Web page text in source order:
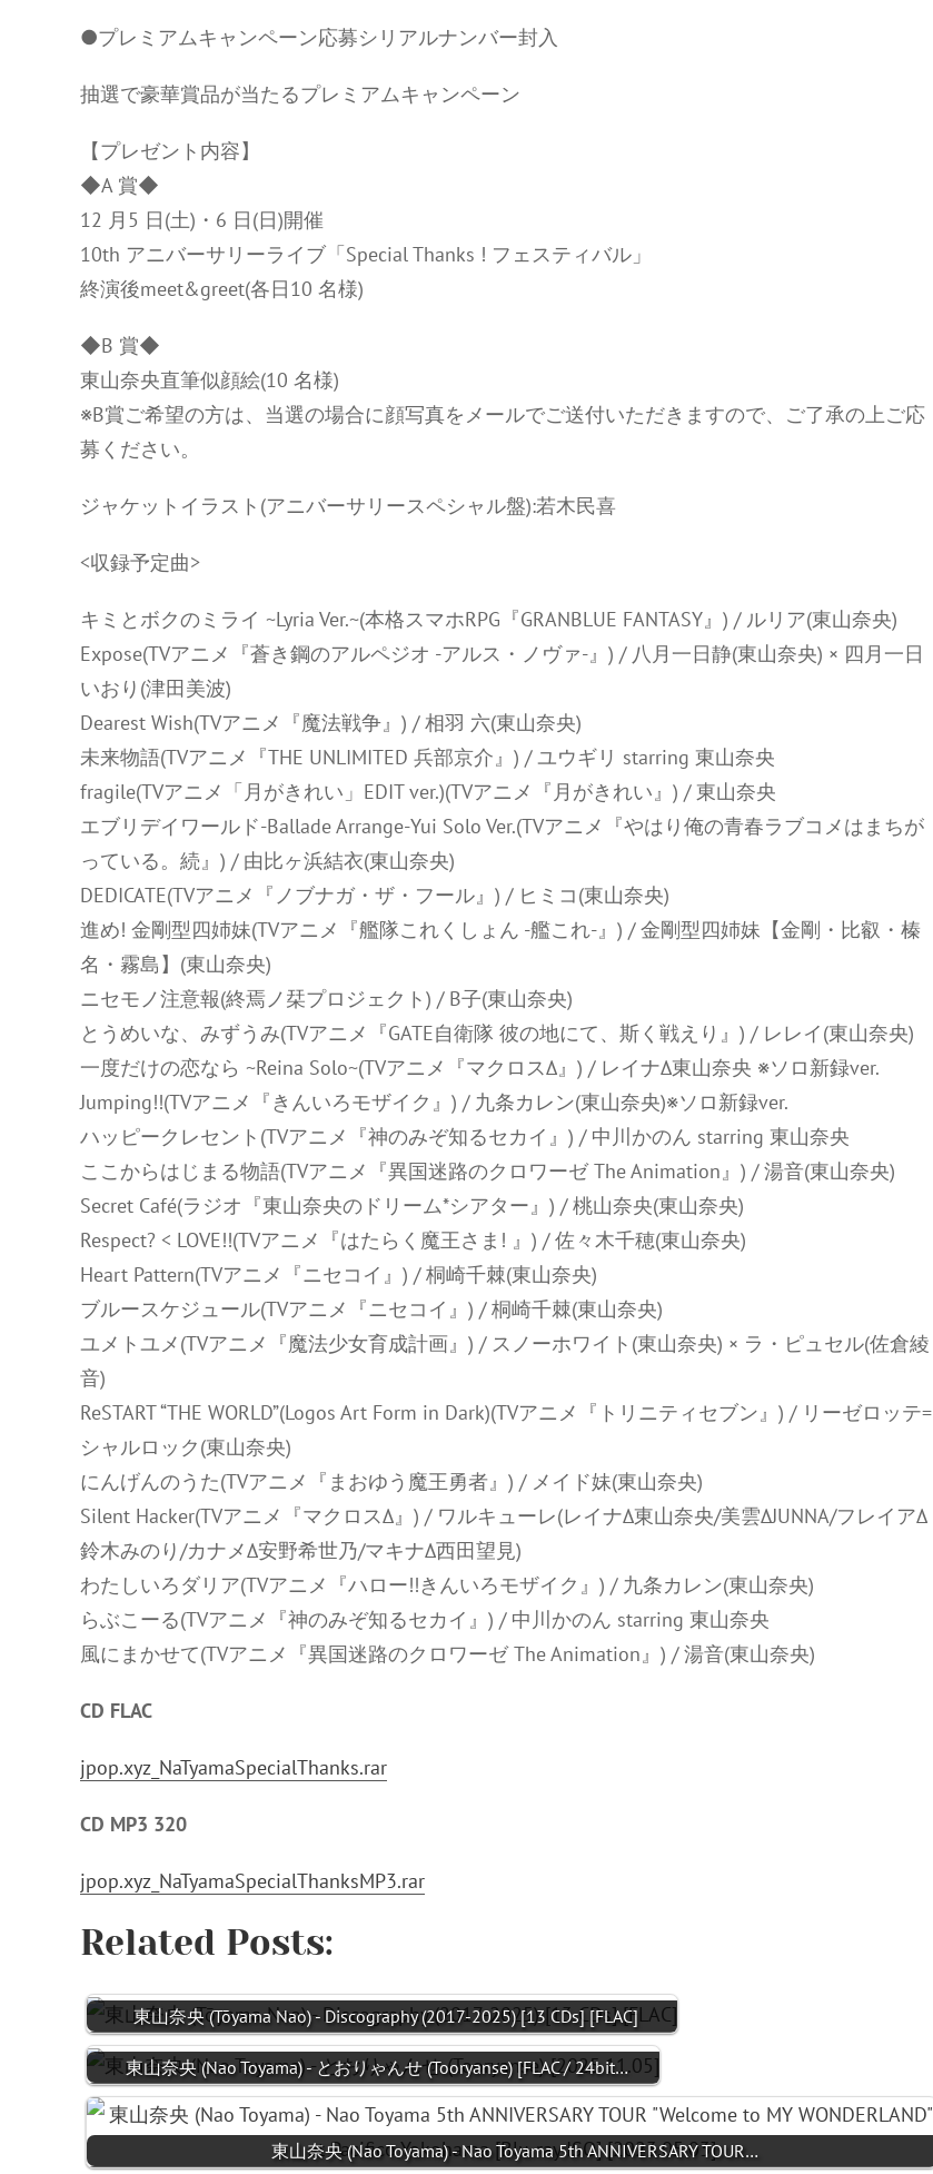
●プレミアムキャンペーン応募シリアルナンバー封入
抽選で豪華賞品が当たるプレミアムキャンペーン
【プレゼント内容】
◆A 賞◆
12 月5 日(土)・6 日(日)開催
10th アニバーサリーライブ「Special Thanks ! フェスティバル」
終演後meet&greet(各日10 名様)
◆B 賞◆
東山奈央直筆似顔絵(10 名様)
※B賞ご希望の方は、当選の場合に顔写真をメールでご送付いただきますので、ご了承の上ご応
募ください。
ジャケットイラスト(アニバーサリースペシャル盤):若木民喜
<収録予定曲>
キミとボクのミライ ~Lyria Ver.~(本格スマホRPG『GRANBLUE FANTASY』) / ルリア(東山奈央)
Expose(TVアニメ『蒼き鋼のアルペジオ -アルス・ノヴァ-』) / 八月一日静(東山奈央) × 四月一日
いおり(津田美波)
Dearest Wish(TVアニメ『魔法戦争』) / 相羽 六(東山奈央)
未来物語(TVアニメ『THE UNLIMITED 兵部京介』) / ユウギリ starring 東山奈央
fragile(TVアニメ「月がきれい」EDIT ver.)(TVアニメ『月がきれい』) / 東山奈央
エブリデイワールド-Ballade Arrange-Yui Solo Ver.(TVアニメ『やはり俺の青春ラブコメはまちが
っている。続』) / 由比ヶ浜結衣(東山奈央)
DEDICATE(TVアニメ『ノブナガ・ザ・フール』) / ヒミコ(東山奈央)
進め! 金剛型四姉妹(TVアニメ『艦隊これくしょん -艦これ-』) / 金剛型四姉妹【金剛・比叡・榛
名・霧島】(東山奈央)
ニセモノ注意報(終焉ノ栞プロジェクト) / B子(東山奈央)
とうめいな、みずうみ(TVアニメ『GATE自衛隊 彼の地にて、斯く戦えり』) / レレイ(東山奈央)
一度だけの恋なら ~Reina Solo~(TVアニメ『マクロスΔ』) / レイナΔ東山奈央 ※ソロ新録ver.
Jumping!!(TVアニメ『きんいろモザイク』) / 九条カレン(東山奈央)※ソロ新録ver.
ハッピークレセント(TVアニメ『神のみぞ知るセカイ』) / 中川かのん starring 東山奈央
ここからはじまる物語(TVアニメ『異国迷路のクロワーゼ The Animation』) / 湯音(東山奈央)
Secret Café(ラジオ『東山奈央のドリーム*シアター』) / 桃山奈央(東山奈央)
Respect? < LOVE!!(TVアニメ『はたらく魔王さま! 』) / 佐々木千穂(東山奈央)
Heart Pattern(TVアニメ『ニセコイ』) / 桐崎千棘(東山奈央)
ブルースケジュール(TVアニメ『ニセコイ』) / 桐崎千棘(東山奈央)
ユメトユメ(TVアニメ『魔法少女育成計画』) / スノーホワイト(東山奈央) × ラ・ピュセル(佐倉綾
音)
ReSTART “THE WORLD”(Logos Art Form in Dark)(TVアニメ『トリニティセブン』) / リーゼロッテ=
シャルロック(東山奈央)
にんげんのうた(TVアニメ『まおゆう魔王勇者』) / メイド妹(東山奈央)
Silent Hacker(TVアニメ『マクロスΔ』) / ワルキューレ(レイナΔ東山奈央/美雲ΔJUNNA/フレイアΔ
鈴木みのり/カナメΔ安野希世乃/マキナΔ西田望見)
わたしいろダリア(TVアニメ『ハロー!!きんいろモザイク』) / 九条カレン(東山奈央)
らぶこーる(TVアニメ『神のみぞ知るセカイ』) / 中川かのん starring 東山奈央
風にまかせて(TVアニメ『異国迷路のクロワーゼ The Animation』) / 湯音(東山奈央)
CD FLAC
jpop.xyz_NaTyamaSpecialThanks.rar
CD MP3 320
jpop.xyz_NaTyamaSpecialThanksMP3.rar
Related Posts:
東山奈央 (Tōyama Nao) - Discography (2017-2025) [13 CDs] [FLAC]
東山奈央 (Nao Toyama) - とおりゃんせ (Tooryanse) [FLAC / 24bit…
東山奈央 (Nao Toyama) - Nao Toyama 5th ANNIVERSARY TOUR…